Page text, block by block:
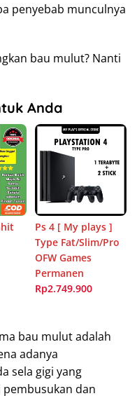
penyebab munculnya
bau mulut? Nanti
Anda
Ps 4 [ My plays ]
Type Fat/Slim/Pro
OFW Games
Permanen
Rp2.749.900
bau mulut adalah
adanya
sela gigi yang
dan